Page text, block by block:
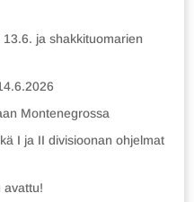
ja shakkituomarien
Montenegrossa
I ja II divisioonan ohjelmat
avattu!